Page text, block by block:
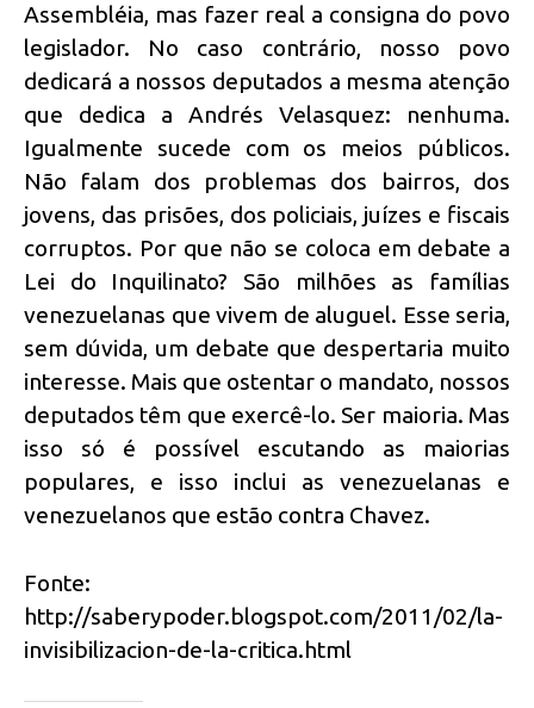
Assembléia, mas fazer real a consigna do povo
legislador. No caso contrário, nosso povo
dedicará a nossos deputados a mesma atenção
que dedica a Andrés Velasquez: nenhuma.
Igualmente sucede com os meios públicos.
Não falam dos problemas dos bairros, dos
jovens, das prisões, dos policiais, juízes e fiscais
corruptos. Por que não se coloca em debate a
Lei do Inquilinato? São milhões as famílias
venezuelanas que vivem de aluguel. Esse seria,
sem dúvida, um debate que despertaria muito
interesse. Mais que ostentar o mandato, nossos
deputados têm que exercê-lo. Ser maioria. Mas
isso só é possível escutando as maiorias
populares, e isso inclui as venezuelanas e
venezuelanos que estão contra Chavez.
Fonte:
http://saberypoder.blogspot.com/2011/02/la-
invisibilizacion-de-la-critica.html